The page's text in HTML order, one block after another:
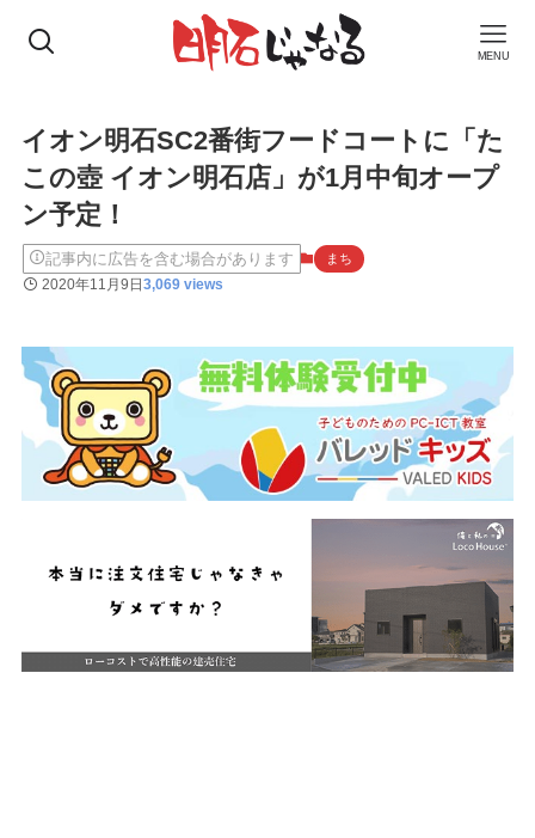
MENU
イオン明石SC2番街フードコートに「た
この壺 イオン明石店」が1月中旬オープ
ン予定！
記事内に広告を含む場合があります まち
2020年11月9日3,069 views